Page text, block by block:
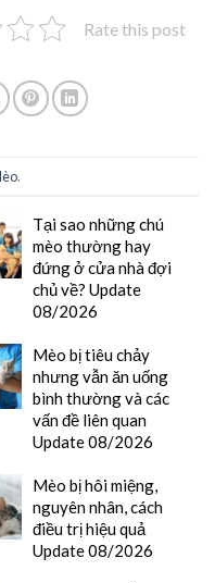
Rate this post
.
Tại sao những chú
mèo thường hay
đứng ở cửa nhà đợi
chủ về? Update
08/2026
Mèo bị tiêu chảy
nhưng vẫn ăn uống
bình thường và các
vấn đề liên quan
Update 08/2026
Mèo bị hôi miệng,
nguyên nhân, cách
điều trị hiệu quả
Update 08/2026